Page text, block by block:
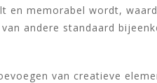
en memorabel wordt,
andere standaard
van creatieve